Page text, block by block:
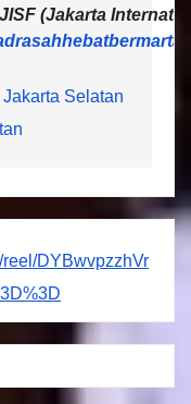
(Jakarta
Selatan
reel/DYBwvpzzhVr